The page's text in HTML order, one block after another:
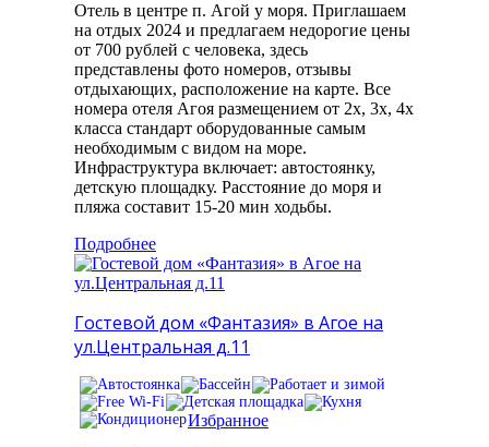
Отель в центре п. Агой у моря. Приглашаем
на отдых 2024 и предлагаем недорогие цены
от 700 рублей с человека, здесь
представлены фото номеров, отзывы
отдыхающих, расположение на карте. Все
номера отеля Агоя размещением от 2х, 3х, 4х
класса стандарт оборудованные самым
необходимым с видом на море.
Инфраструктура включает: автостоянку,
детскую площадку. Расстояние до моря и
пляжа составит 15-20 мин ходьбы.
Подробнее
Гостевой дом «Фантазия» в Агое на
ул.Центральная д.11
Избранное